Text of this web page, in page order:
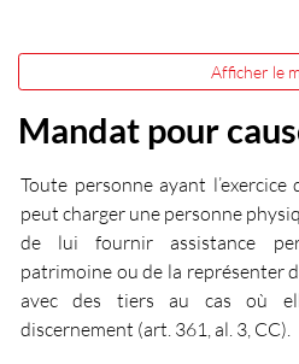
Afficher le
Mandat pour
Toute personne ayant
peut charger une personne
de lui fournir assistance
patrimoine ou de la représenter
avec des tiers au cas où
discernement (art. 361, al. 3, CC).